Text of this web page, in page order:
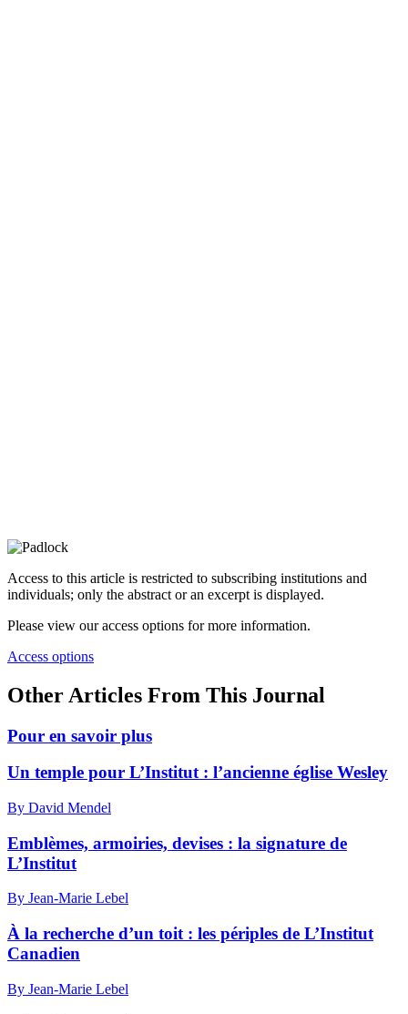
Access to this article is restricted to subscribing institutions and
individuals; only the abstract or an excerpt is displayed.
Please view our access options for more information.
Access options
Other Articles From This Journal
Pour en savoir plus
Un temple pour L’Institut : l’ancienne église Wesley
By David Mendel
Emblèmes, armoiries, devises : la signature de
L’Institut
By Jean-Marie Lebel
À la recherche d’un toit : les périples de L’Institut
Canadien
By Jean-Marie Lebel